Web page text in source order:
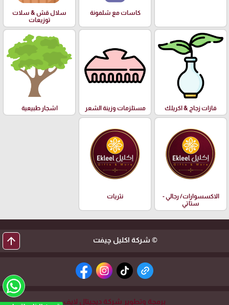
كاسات مع شلمونة
سلال قش & سلات
توزيعات
فازات زجاج & اكريلك مستلزمات وزينة الشعر اشجار طبيعية
الاكسسوارات/ رجالي -
ستاتي
نثريات
© شركة اكليل چيفت arrow_upward
برمجة وتطوير شركة ديجيتال لايف